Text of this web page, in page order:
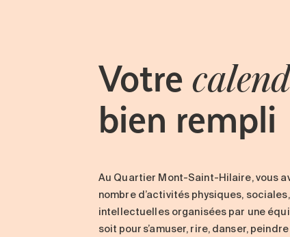
Votre
bien rempli
Au Quartier Mont-Saint-Hilaire, vous
nombre d’activités physiques,
intellectuelles organisées par une
soit pour s’amuser, rire, danser,